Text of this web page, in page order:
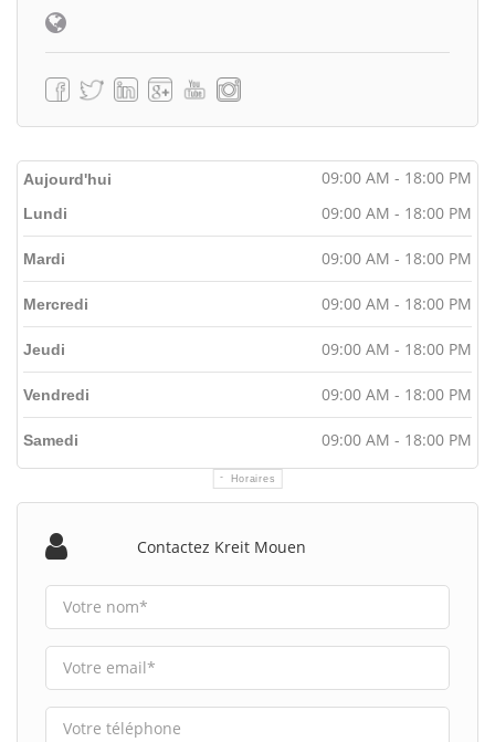
Aujourd'hui 09:00 AM - 18:00 PM
Horaires
Lundi 09:00 AM - 18:00 PM
Mardi 09:00 AM - 18:00 PM
Mercredi 09:00 AM - 18:00 PM
Jeudi 09:00 AM - 18:00 PM
Vendredi 09:00 AM - 18:00 PM
Samedi 09:00 AM - 18:00 PM
Contactez Kreit Mouen